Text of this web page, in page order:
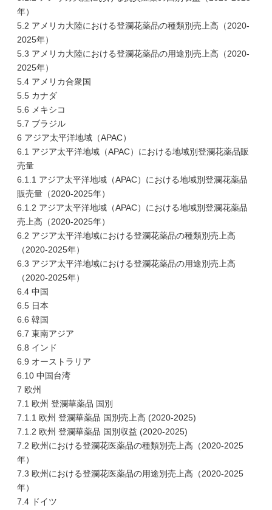
年）
5.2 アメリカ大陸における登瀾花薬品の種類別売上高（2020-
2025年）
5.3 アメリカ大陸における登瀾花薬品の用途別売上高（2020-
2025年）
5.4 アメリカ合衆国
5.5 カナダ
5.6 メキシコ
5.7 ブラジル
6 アジア太平洋地域（APAC）
6.1 アジア太平洋地域（APAC）における地域別登瀾花薬品販
売量
6.1.1 アジア太平洋地域（APAC）における地域別登瀾花薬品
販売量（2020-2025年）
6.1.2 アジア太平洋地域（APAC）における地域別登瀾花薬品
売上高（2020-2025年）
6.2 アジア太平洋地域における登瀾花薬品の種類別売上高
（2020-2025年）
6.3 アジア太平洋地域における登瀾花薬品の用途別売上高
（2020-2025年）
6.4 中国
6.5 日本
6.6 韓国
6.7 東南アジア
6.8 インド
6.9 オーストラリア
6.10 中国台湾
7 欧州
7.1 欧州 登瀾華薬品 国別
7.1.1 欧州 登瀾華薬品 国別売上高 (2020-2025)
7.1.2 欧州 登瀾華薬品 国別収益 (2020-2025)
7.2 欧州における登瀾花医薬品の種類別売上高（2020-2025
年）
7.3 欧州における登瀾花医薬品の用途別売上高（2020-2025
年）
7.4 ドイツ